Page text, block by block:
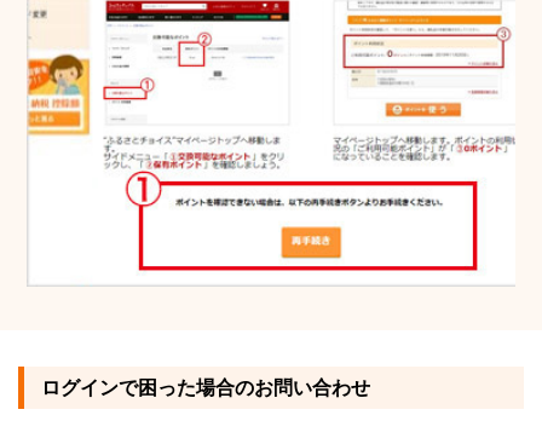
ログインで困った場合のお問い合わせ